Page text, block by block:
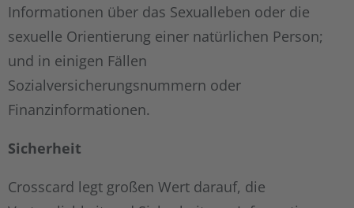
Informationen über das Sexualleben oder die
sexuelle Orientierung einer natürlichen Person;
und in einigen Fällen
Sozialversicherungsnummern oder
Finanzinformationen.
Sicherheit
Crosscard legt großen Wert darauf, die